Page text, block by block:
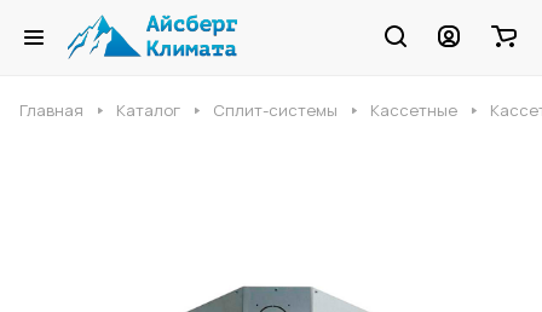
Главная Каталог Сплит-системы Кассетные